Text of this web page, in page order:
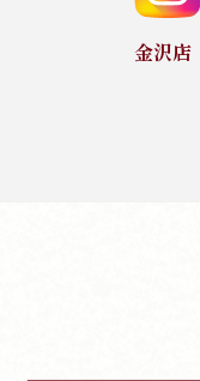
金沢店